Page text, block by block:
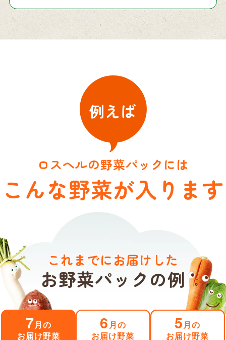
例えば
ロスヘルの野菜パックには
こんな野菜が入ります
これまでにお届けした
お野菜パックの例
7月の
お届け野菜
6 月の
お届け野菜
5月の
お届け野菜